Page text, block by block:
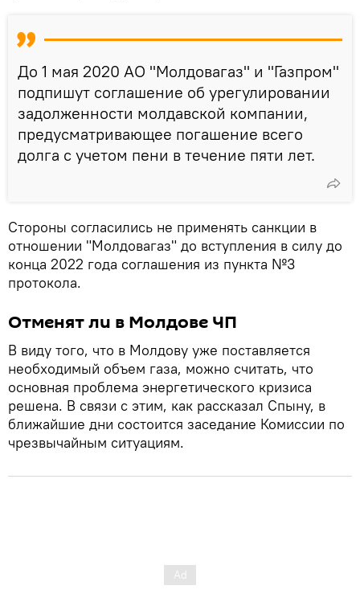
До 1 мая 2020 АО "Молдовагаз" и "Газпром"
подпишут соглашение об урегулировании
задолженности молдавской компании,
предусматривающее погашение всего
долга с учетом пени в течение пяти лет.
Стороны согласились не применять санкции в
отношении "Молдовагаз" до вступления в силу до
конца 2022 года соглашения из пункта №3
протокола.
Отменят ли в Молдове ЧП
В виду того, что в Молдову уже поставляется
необходимый объем газа, можно считать, что
основная проблема энергетического кризиса
решена. В связи с этим, как рассказал Спыну, в
ближайшие дни состоится заседание Комиссии по
чрезвычайным ситуациям.